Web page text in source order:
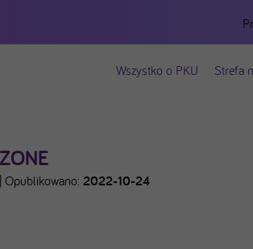
Wszystko o PKU Strefa
Opublikowano: 2022-10-24